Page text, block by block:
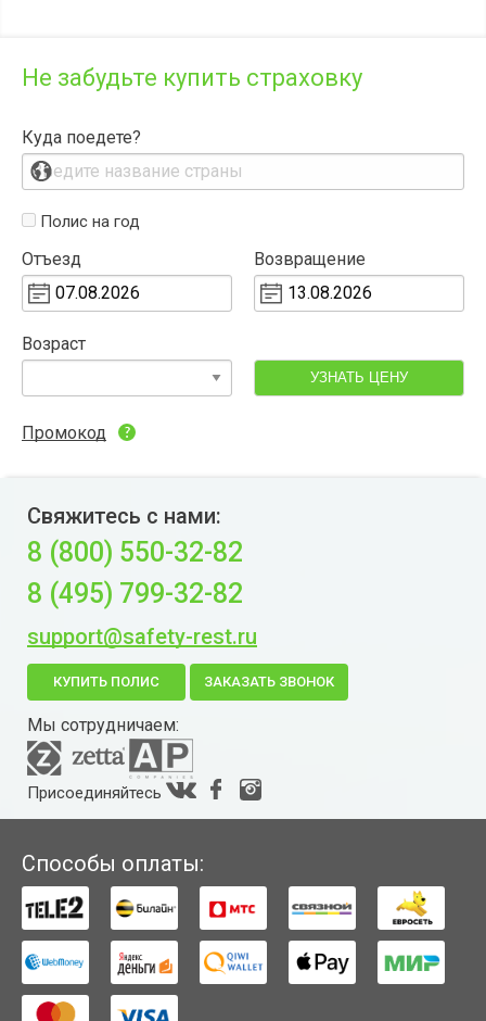
Не забудьте купить страховку
Куда поедете?
Полис на год
Отъезд Возвращение
Возраст
УЗНАТЬ ЦЕНУ
Промокод
Свяжитесь с нами:
8 (800) 550-32-82
8 (495) 799-32-82
support@safety-rest.ru
КУПИТЬ ПОЛИС ЗАКАЗАТЬ ЗВОНОК
Мы сотрудничаем:
Присоединяйтесь
Способы оплаты: